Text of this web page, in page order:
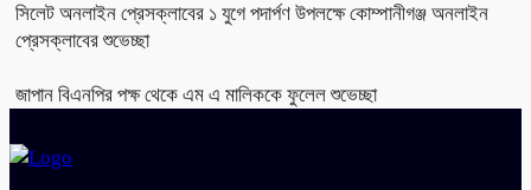
সিলেট অনলাইন প্রেসক্লাবের ১ যুগে পদার্পণ উপলক্ষে কোম্পানীগঞ্জ অনলাইন
প্রেসক্লাবের শুভেচ্ছা
জাপান বিএনপির পক্ষ থেকে এম এ মালিককে ফুলেল শুভেচ্ছা